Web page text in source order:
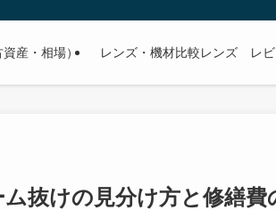
産・相場） レンズ・機材比較レンズ レ
抜けの見分け方と修繕費